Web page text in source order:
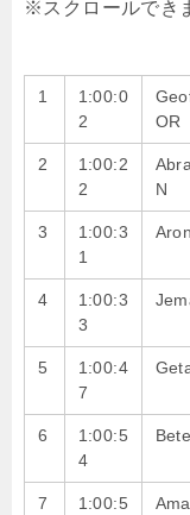
1
1:00:0
2
OR
2
1:00:2
2
N
3
1:00:3
1
4
1:00:3
3
5
1:00:4
7
6
1:00:5
4
7
1:00:5